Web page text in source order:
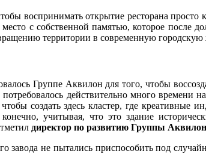
воспринимать открытие ресторана
с собственной памятью, которое после
территории в современную городскую
Группе Аквилон для того, чтобы
действительно много времени
создать здесь кластер, где креативные
учитывая, что это здание
директор по развитию Группы
завода не пытались приспособить под